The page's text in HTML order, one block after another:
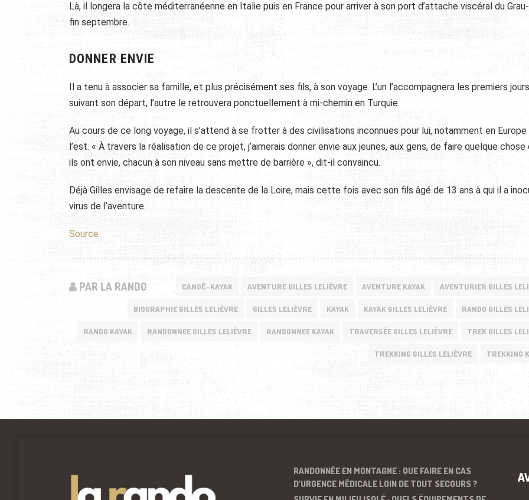
Là, il longera la côte méditerranéenne en Italie puis en France pour arriver à son port d’attache viscéral du
fin septembre.
DONNER ENVIE
Il a tenu à associer sa famille, et plus précisément ses fils, à son voyage. L’un l’accompagnera les premiers jours
suivant son départ, l’autre le retrouvera ponctuellement à mi-chemin en Turquie.
Au cours de ce long voyage, il s’attend à se frotter à des civilisations inconnues pour lui, notamment en Europe
l’est. « À travers la réalisation de ce projet, j’aimerais donner envie aux jeunes, aux gens, de faire quelque
ils ont envie, chacun à son niveau sans mettre de barrière », dit-il convaincu.
Déjà Gilles envisage de refaire la descente de la Loire, mais cette fois avec son fils âgé de 13 ans à qui il a
virus de l’aventure.
Source
PAR LA RANDO CANOË-KAYAK AVENTURE GILLES LELIÈVRE AVENTURE KAYAK AVENTURIER GILLES
BIOGRAPHIE GILLES LELIÈVRE GILLES LELIÈVRE KAYAK KAYAK GILLES LELIÈVRE RANDO GILLES
RANDO KAYAK RANDONNEE GILLES LELIÈVRE RANDONNEE KAYAK TRAVERSÉE GILLES LELIÈVRE TREK GILLES
TREKKING GILLES LELIÈVRE TREKKING
RANDONNÉE EN MONTAGNE : QUE FAIRE EN CAS
D’URGENCE MÉDICALE LOIN DE TOUT SECOURS ?